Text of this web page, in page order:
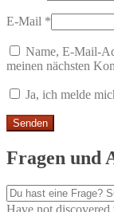
E-Mail *
Name, E-Mail-
meinen nächsten
Ja, ich melde
Fragen und
Have not